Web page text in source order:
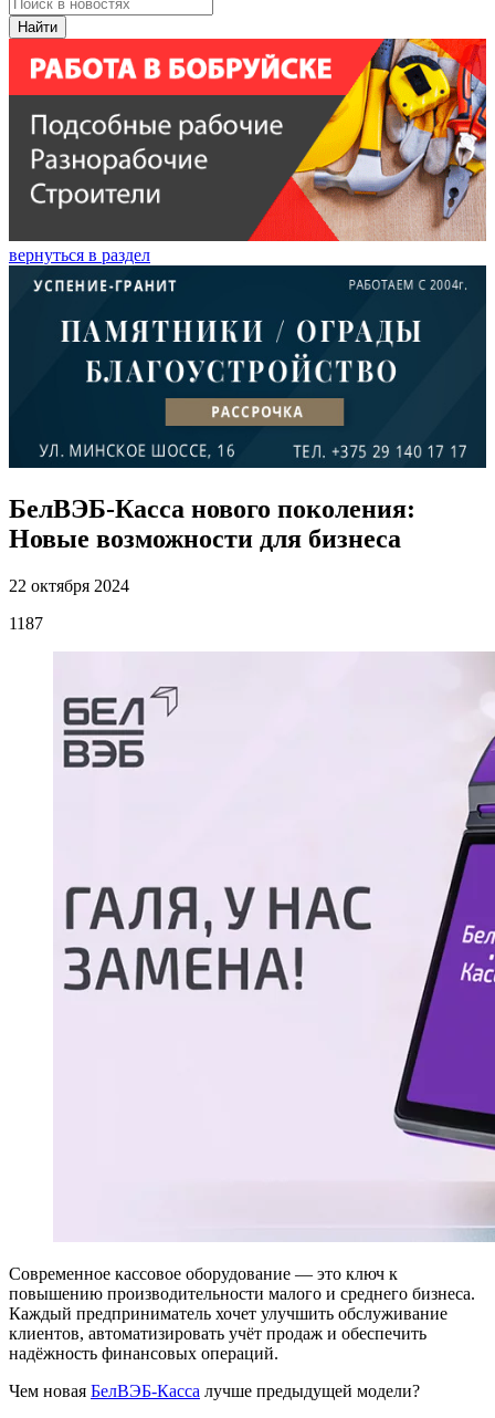
Найти
вернуться в раздел
БелВЭБ-Касса нового поколения:
Новые возможности для бизнеса
22 октября 2024
1187
Современное кассовое оборудование — это ключ к
повышению производительности малого и среднего бизнеса.
Каждый предприниматель хочет улучшить обслуживание
клиентов, автоматизировать учёт продаж и обеспечить
надёжность финансовых операций.
Чем новая БелВЭБ-Касса лучше предыдущей модели?